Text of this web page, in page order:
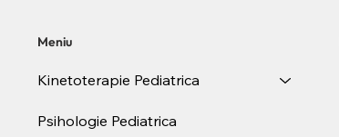
Meniu
Kinetoterapie Pediatrica
Psihologie Pediatrica